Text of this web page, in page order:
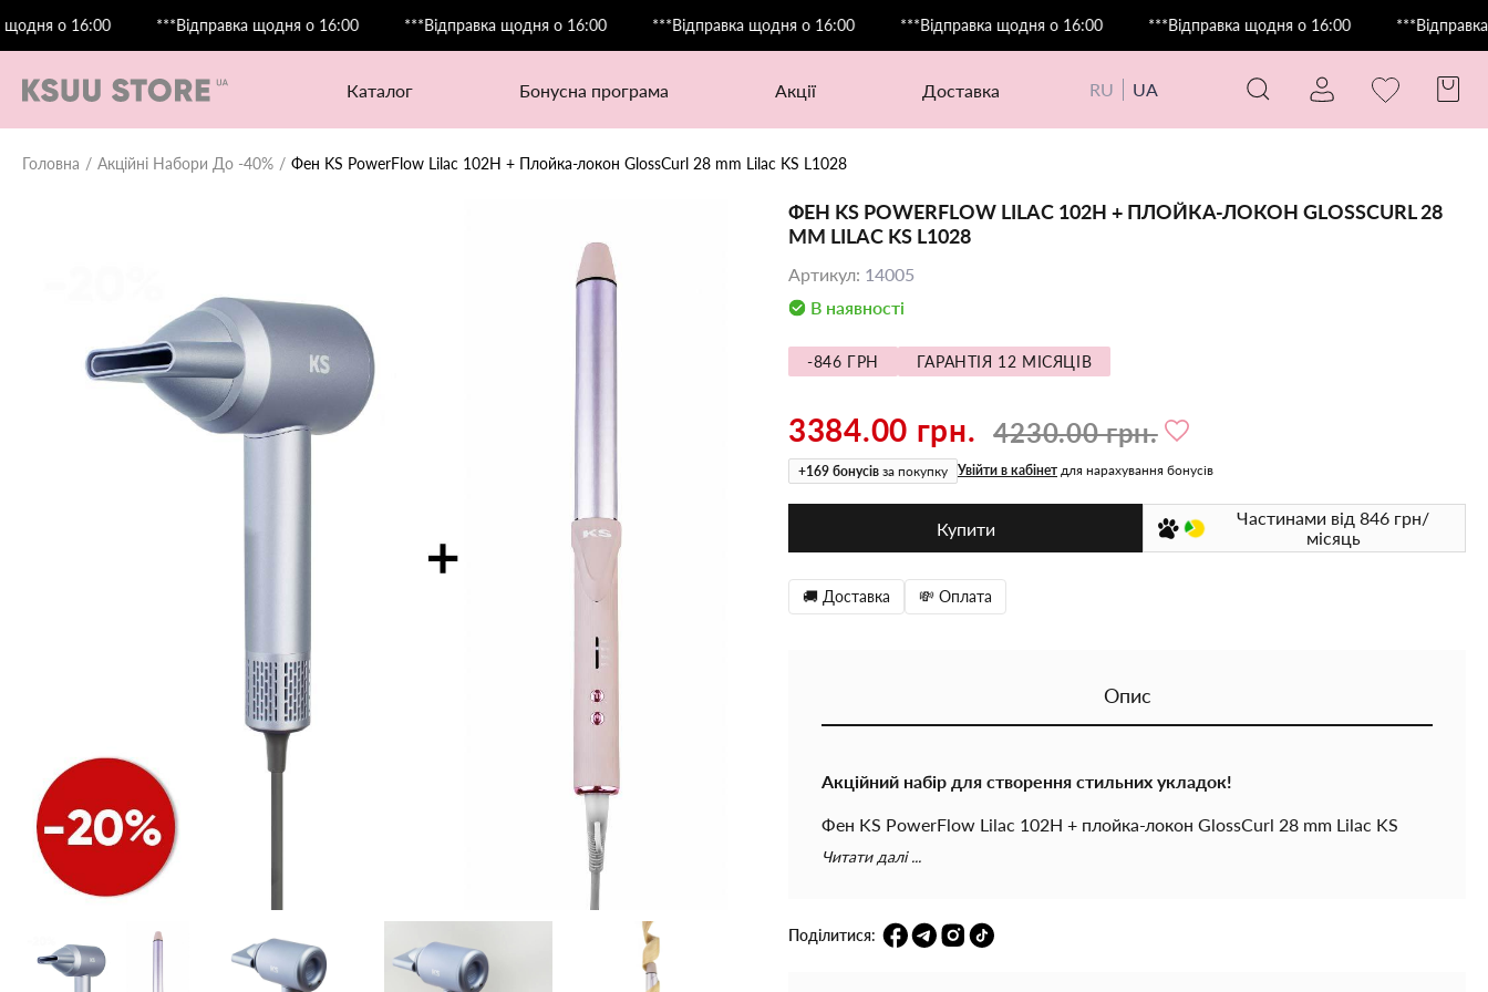
о 16:00 ***Відправка щодня о 16:00 ***Відправка щодня о 16:00 ***Відправка щодня о 16:00 ***Відправка щодня о 16:00 ***Відправка щодня о 16:00 ***Відправка
каталог бонусна програма акції доставка RU UA
Головна Акційні Набори До -40% Фен KS PowerFlow Lilac 102Н + Плойка-локон GlossCurl 28 mm Lilac KS L1028
ФЕН KS POWERFLOW LILAC 102Н + ПЛОЙКА-ЛОКОН GLOSSCURL 28
MM LILAC KS L1028
Артикул: 14005
В наявності
-846 ГРН ГАРАНТІЯ 12 МІСЯЦІВ
3384.00 грн. 4230.00 грн.
+169 бонусів за покупку Увійти в кабінет для нарахування бонусів
Купити Частинами від 846 грн/
місяць
🚚 Доставка 💸 Оплата
Опис
Акційний набір для створення стильних укладок!
Фен KS PowerFlow Lilac 102H + плойка-локон GlossCurl 28 mm Lilac KS
L1028 за спеціальною ціною. Швидко висушуйте волосся та створюйте
красиві локони з легкістю прямо вдома.
Читати далі ...
Поділитися: